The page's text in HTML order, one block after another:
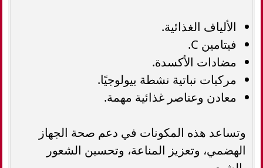
الألياف الغذائية.
فيتامين C.
مضادات الأكسدة.
مركبات نباتية نشطة بيولوجيًا.
معادن وعناصر غذائية مهمة.
وتساعد هذه المكونات في دعم صحة الجهاز
الهضمي، وتعزيز المناعة، وتحسين الشعور